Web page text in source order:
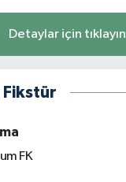
Detaylar için tıklayın
Fikstür
FK